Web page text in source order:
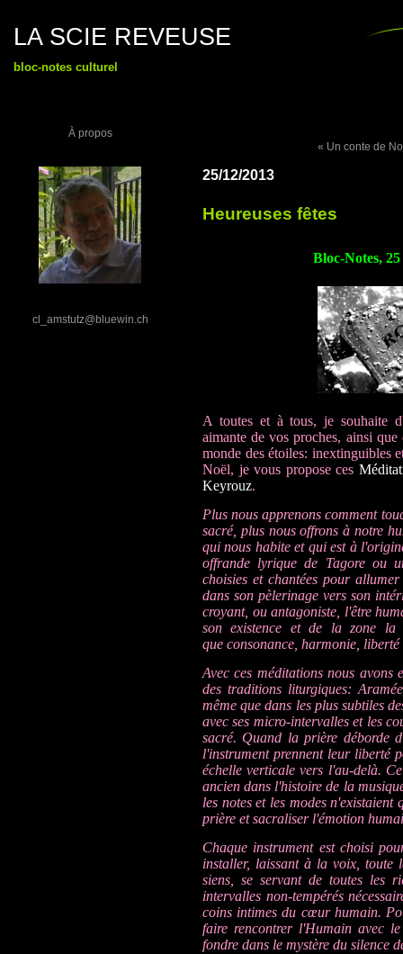
LA SCIE REVEUSE
bloc-notes culturel
À propos
cl_amstutz@bluewin.ch
« Un conte de
25/12/2013
Heureuses fêtes
Bloc-Notes,
A toutes et à tous, je souhaite
aimante de vos proches, ainsi
monde des étoiles: inextinguibles
Noël, je vous propose ces
Keyrouz.
Plus nous apprenons comment
sacré, plus nous offrons à notre
qui nous habite et qui est à
offrande lyrique de Tagore ou
choisies et chantées pour
dans son pèlerinage vers son
croyant, ou antagoniste, l'être
son existence et de la zone
que consonance, harmonie, liberté
Avec ces méditations nous avons
des traditions liturgiques:
même que dans les plus subtiles
avec ses micro-intervalles et les
sacré. Quand la prière déborde
l'instrument prennent leur liberté
échelle verticale vers l'au-delà.
ancien dans l'histoire de la
les notes et les modes
prière et sacraliser l'émotion
Chaque instrument est choisi
installer, laissant à la voix, toute
siens, se servant de toutes les
intervalles non-tempérés
coins intimes du cœur humain.
faire rencontrer l'Humain avec
fondre dans le mystère du silence